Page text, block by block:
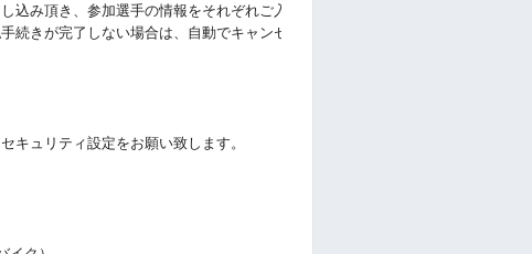
込み頂き、参加選手の情報をそれぞれご入力ください。
続きが完了しない場合は、自動でキャンセル処理されますのでご注意ください。
キュリティ設定をお願い致します。